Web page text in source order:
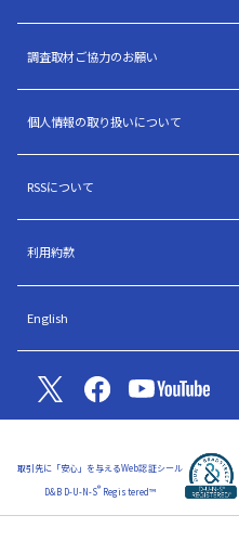
調査取材ご協力のお願い
個人情報の取り扱いについて
RSSについて
利用約款
English
取引先に「安心」を与えるWeb認証シール
D&B D-U-N-S® Registered™